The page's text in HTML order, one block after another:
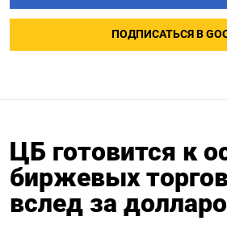
ПОДПИСАТЬСЯ В
ЦБ готовится к
биржевых
вслед за